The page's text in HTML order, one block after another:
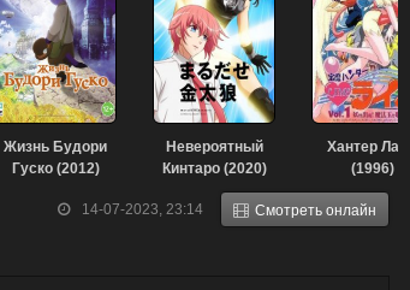
14-07-2023, 23:14 Смотреть онлайн
Жизнь Будори
Гуско (2012)
Невероятный
Кинтаро (2020)
Хантер Лайм
(1996)